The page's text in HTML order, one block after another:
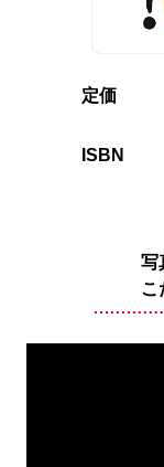
定価
ISBN
写
こ